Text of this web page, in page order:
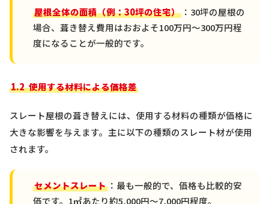
屋根全体の面積（例：30坪の住宅） ： 30坪の屋根の
場合、葺き替え費用はおおよそ100万円〜300万円程
度になることが一般的です。
1.2使用する材料による価格差
スレート屋根の葺き替えには、使用する材料の種類が価格に
大きな影響を与えます。主に以下の種類のスレート材が使用
されます。
セメントスレート ：最も一般的で、価格も比較的安
価です。 1㎡あたり約5,000円〜7,000円程度。